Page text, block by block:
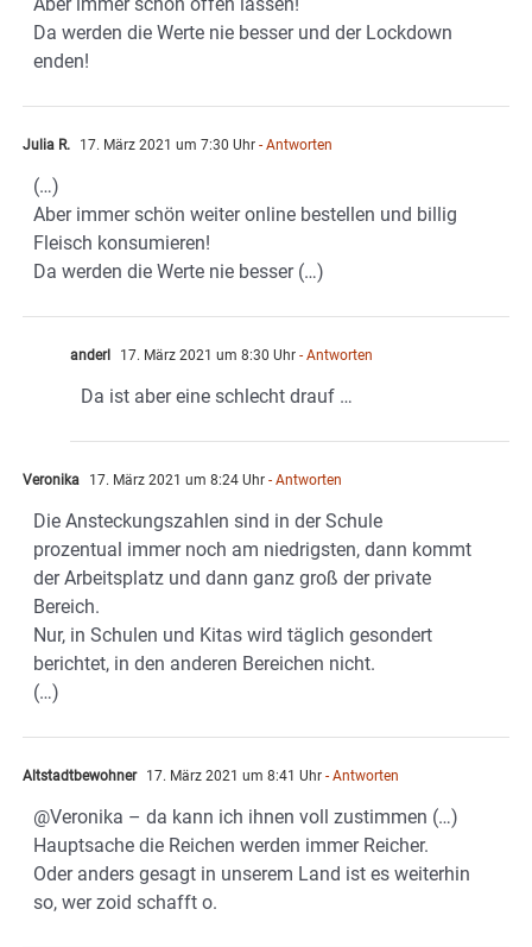
Da werden die Werte nie besser und der Lockdown
enden!
Julia R. 17. März 2021 um 7:30 Uhr - Antworten
(…)
Aber immer schön weiter online bestellen und billig
Fleisch konsumieren!
Da werden die Werte nie besser (…)
anderl 17. März 2021 um 8:30 Uhr - Antworten
Da ist aber eine schlecht drauf …
Veronika 17. März 2021 um 8:24 Uhr - Antworten
Die Ansteckungszahlen sind in der Schule
prozentual immer noch am niedrigsten, dann kommt
der Arbeitsplatz und dann ganz groß der private
Bereich.
Nur, in Schulen und Kitas wird täglich gesondert
berichtet, in den anderen Bereichen nicht.
(…)
Altstadtbewohner 17. März 2021 um 8:41 Uhr - Antworten
@Veronika – da kann ich ihnen voll zustimmen (…)
Hauptsache die Reichen werden immer Reicher.
Oder anders gesagt in unserem Land ist es weiterhin
so, wer zoid schafft o.